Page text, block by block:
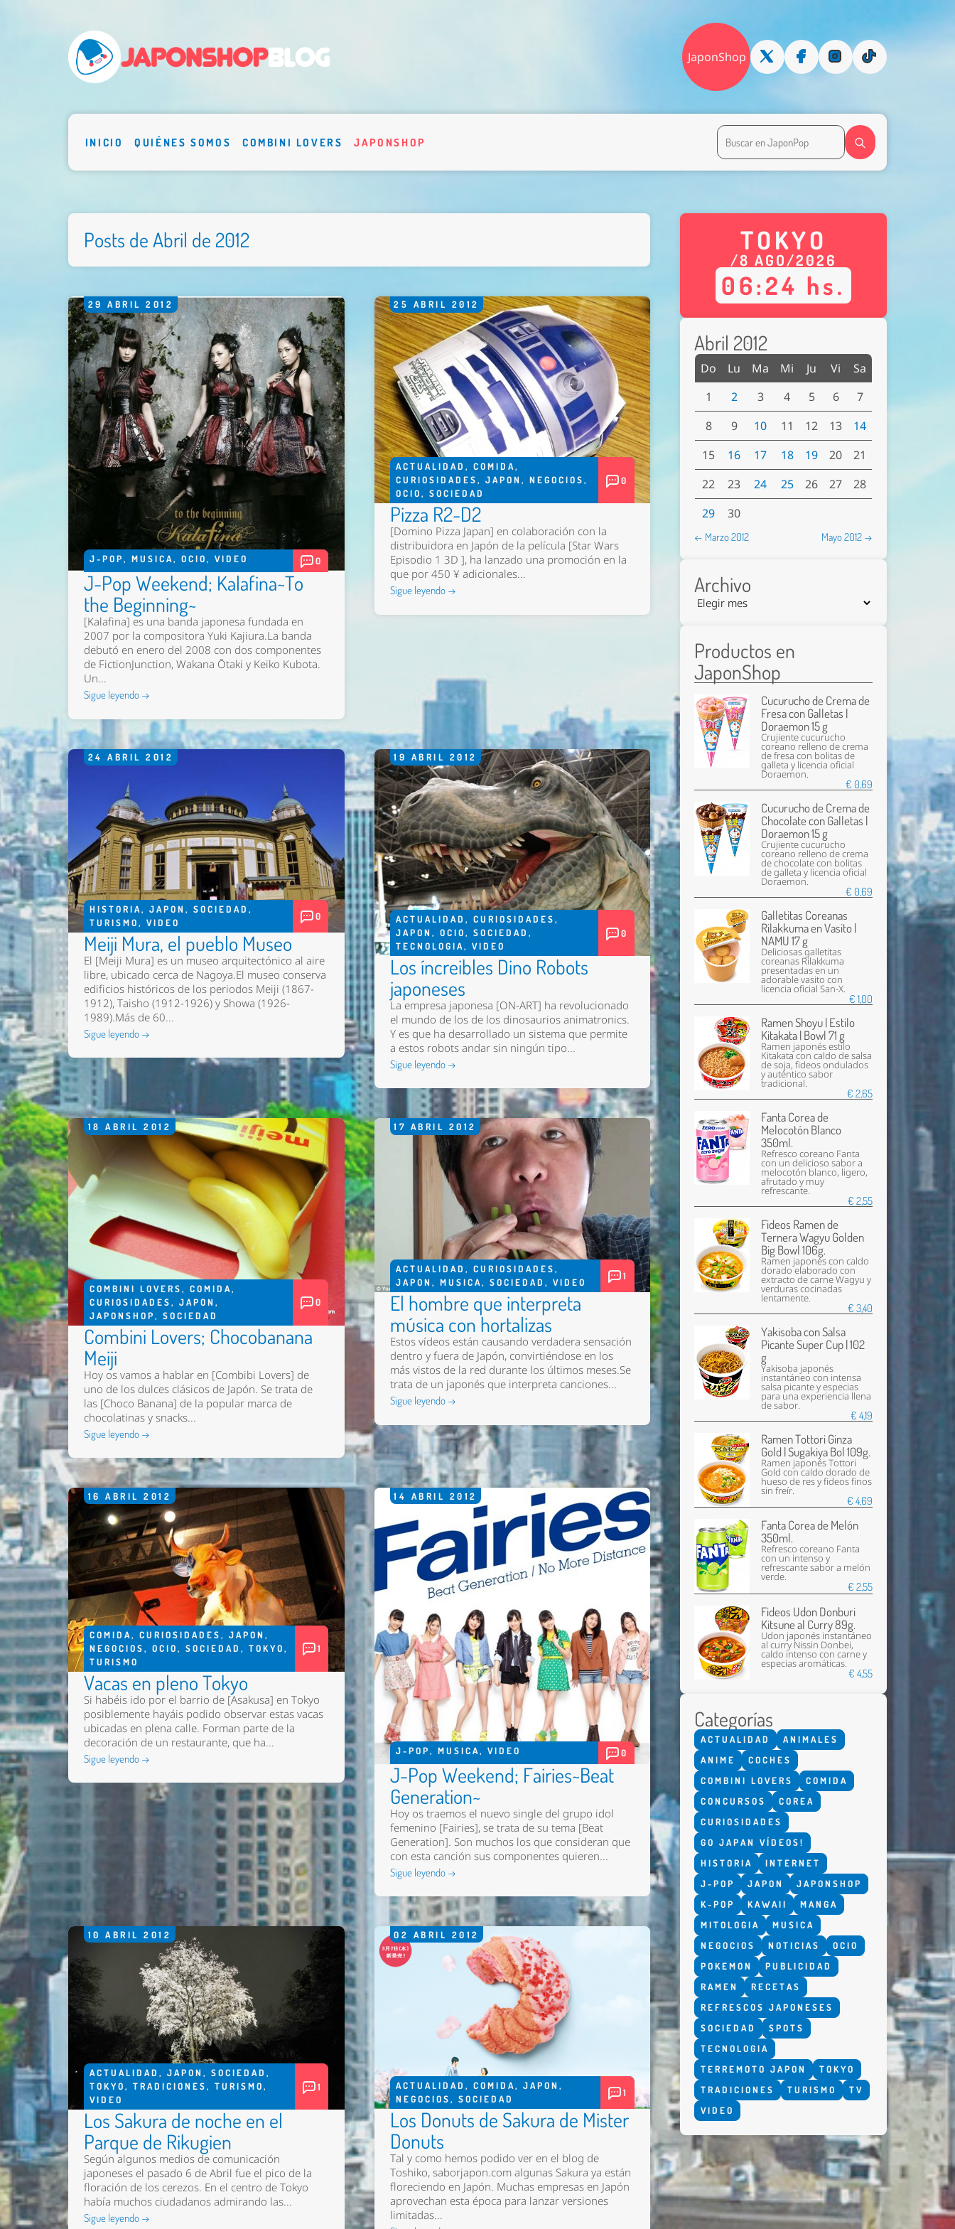
JaponShop
INICIO QUIÉNES SOMOS COMBINI LOVERS JAPONSHOP
Posts de Abril de 2012
29 ABRIL 2012
J-POP,MUSICA,OCIO,VIDEO 0
J-Pop Weekend; Kalafina~To
the Beginning~
[Kalafina] es una banda japonesa fundada en
2007 por la compositora Yuki Kajiura.La banda
debutó en enero del 2008 con dos componentes
de FictionJunction, Wakana Ōtaki y Keiko Kubota.
Un...
Sigue leyendo →
25 ABRIL 2012
ACTUALIDAD , COMIDA,
CURIOSIDADES, JAPON , NEGOCIOS,
OCIO, SOCIEDAD
0
Pizza R2-D2
[Domino Pizza Japan] en colaboración con la
distribuidora en Japón de la película [Star Wars
Episodio 1 3D ], ha lanzado una promoción en la
que por 450 ¥ adicionales...
Sigue leyendo →
24 ABRIL 2012
HISTORIA,JAPON,SOCIEDAD,
TURISMO,VIDEO
0
Meiji Mura, el pueblo Museo
El [Meiji Mura] es un museo arquitectónico al aire
libre, ubicado cerca de Nagoya.El museo conserva
edificios históricos de los periodos Meiji (1867-
1912), Taisho (1912-1926) y Showa (1926-
1989).Más de 60...
Sigue leyendo →
19 ABRIL 2012
ACTUALIDAD , CURIOSIDADES,
JAPON , OCIO, SOCIEDAD ,
TECNOLOGIA, VIDEO
0
Los íncreibles Dino Robots
japoneses
La empresa japonesa [ON-ART] ha revolucionado
el mundo de los de los dinosaurios animatronics.
Y es que ha desarrollado un sistema que permite
a estos robots andar sin ningún tipo...
Sigue leyendo →
18 ABRIL 2012
COMBINI LOVERS,COMIDA,
CURIOSIDADES,JAPON,
JAPONSHOP,SOCIEDAD
0
Combini Lovers; Chocobanana
Meiji
Hoy os vamos a hablar en [Combibi Lovers] de
uno de los dulces clásicos de Japón. Se trata de
las [Choco Banana] de la popular marca de
chocolatinas y snacks...
Sigue leyendo →
17 ABRIL 2012
ACTUALIDAD , CURIOSIDADES,
JAPON , MUSICA, SOCIEDAD , VIDEO
1
El hombre que interpreta
música con hortalizas
Estos vídeos están causando verdadera sensación
dentro y fuera de Japón, convirtiéndose en los
más vistos de la red durante los últimos meses.Se
trata de un japonés que interpreta canciones...
Sigue leyendo →
16 ABRIL 2012
COMIDA,CURIOSIDADES,JAPON,
NEGOCIOS,OCIO,SOCIEDAD,TOKYO,
TURISMO
1
Vacas en pleno Tokyo
Si habéis ido por el barrio de [Asakusa] en Tokyo
posiblemente hayáis podido observar estas vacas
ubicadas en plena calle. Forman parte de la
decoración de un restaurante, que ha...
Sigue leyendo →
14 ABRIL 2012
J-POP, MUSICA, VIDEO 0
J-Pop Weekend; Fairies~Beat
Generation~
Hoy os traemos el nuevo single del grupo idol
femenino [Fairies], se trata de su tema [Beat
Generation]. Son muchos los que consideran que
con esta canción sus componentes quieren...
Sigue leyendo →
10 ABRIL 2012
ACTUALIDAD,JAPON,SOCIEDAD,
TOKYO,TRADICIONES,TURISMO,
VIDEO
1
Los Sakura de noche en el
Parque de Rikugien
Según algunos medios de comunicación
japoneses el pasado 6 de Abril fue el pico de la
floración de los cerezos. En el centro de Tokyo
había muchos ciudadanos admirando las...
Sigue leyendo →
02 ABRIL 2012
ACTUALIDAD , COMIDA, JAPON ,
NEGOCIOS, SOCIEDAD
1
Los Donuts de Sakura de Mister
Donuts
Tal y como hemos podido ver en el blog de
Toshiko, saborjapon.com algunas Sakura ya están
floreciendo en Japón. Muchas empresas en Japón
aprovechan esta época para lanzar versiones
limitadas...
TOKYO
/8 AGO/2026
06:24 hs.
Abril 2012
Do Lu Ma Mi Ju Vi
Sa
1
2 3 4 5 6
7
8
9 10 11 12 13
14
15
16 17 18 19 20
21
22
23 24 25 26 27
28
29
30
← Marzo 2012 Mayo 2012 →
Archivo
Productos en
JaponShop
Cucurucho de Crema de
Fresa con Galletas |
Doraemon 15 g
Crujiente cucurucho
coreano relleno de crema
de fresa con bolitas de
galleta y licencia oficial
Doraemon.
€ 0,69
Cucurucho de Crema de
Chocolate con Galletas |
Doraemon 15 g
Crujiente cucurucho
coreano relleno de crema
de chocolate con bolitas
de galleta y licencia oficial
Doraemon.
€ 0,69
Galletitas Coreanas
Rilakkuma en Vasito |
NAMU 17 g
Deliciosas galletitas
coreanas Rilakkuma
presentadas en un
adorable vasito con
licencia oficial San-X.
€ 1,00
Ramen Shoyu | Estilo
Kitakata | Bowl 71 g
Ramen japonés estilo
Kitakata con caldo de salsa
de soja, fideos ondulados
y auténtico sabor
tradicional.
€ 2,65
Fanta Corea de
Melocotón Blanco
350ml.
Refresco coreano Fanta
con un delicioso sabor a
melocotón blanco, ligero,
afrutado y muy
refrescante.
€ 2,55
Fideos Ramen de
Ternera Wagyu Golden
Big Bowl 106g.
Ramen japonés con caldo
dorado elaborado con
extracto de carne Wagyu y
verduras cocinadas
lentamente.
€ 3,40
Yakisoba con Salsa
Picante Super Cup | 102
g
Yakisoba japonés
instantáneo con intensa
salsa picante y especias
para una experiencia llena
de sabor.
€ 4,19
Ramen Tottori Ginza
Gold | Sugakiya Bol 109g.
Ramen japonés Tottori
Gold con caldo dorado de
hueso de res y fideos finos
sin freír.
€ 4,69
Fanta Corea de Melón
350ml.
Refresco coreano Fanta
con un intenso y
refrescante sabor a melón
verde.
€ 2,55
Fideos Udon Donburi
Kitsune al Curry 89g.
Udon japonés instantáneo
al curry Nissin Donbei,
caldo intenso con carne y
especias aromáticas.
€ 4,55
Categorías
ACTUALIDAD
ANIMALES
ANIME
COCHES
COMBINI LOVERS
COMIDA
CONCURSOS
COREA
CURIOSIDADES
GO JAPAN VÍDEOS!
HISTORIA
INTERNET
J-POP
JAPON
JAPONSHOP
K-POP
KAWAII
MANGA
MITOLOGIA
MUSICA
NEGOCIOS
NOTICIAS
OCIO
POKEMON
PUBLICIDAD
RAMEN
RECETAS
REFRESCOS JAPONESES
SOCIEDAD
SPOTS
TECNOLOGIA
TERREMOTO JAPON
TOKYO
TRADICIONES
TURISMO
TV
VIDEO